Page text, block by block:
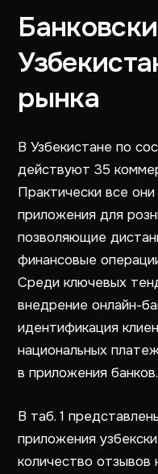
рынка
В Узбекистане по
действуют 35
Практически все
приложения для
позволяющие
финансовые
Среди ключевых
внедрение онлайн-
идентификация
национальных
в приложения банков.
В таб. 1
приложения
количество